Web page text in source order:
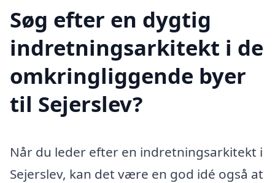
Søg efter en dygtig
indretningsarkitekt i de
omkringliggende byer
til Sejerslev?
Når du leder efter en indretningsarkitekt i
Sejerslev, kan det være en god idé også at